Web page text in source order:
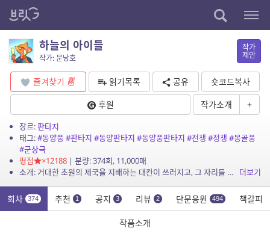
하늘의 아이들
작가: 문낭호
작가
제안
즐겨찾기 읽기목록 공유
숏코드복사
후원
작가소개 +
장르:판타지
태그:#동양풍#판타지 #동양판타지 #동양풍판타지 #전쟁 #정쟁 #몽골풍
#군상극
평점
×12188| 분량: 374회, 11,000매
소개: 거대한 초원의 제국을 지배하는 대칸이 쓰러지고, 그 자리를 두고 다투는 대 쿠릴타이와 옥패수탐이 열린다. 하지만 무사히 치러져야 할 대 쿠릴타이와 옥패수탐은 예상 못한 사태를 마주...
더보기
회차 374 추천 1 공지 3 리뷰 2 단문응원 494 책갈피
작품소개